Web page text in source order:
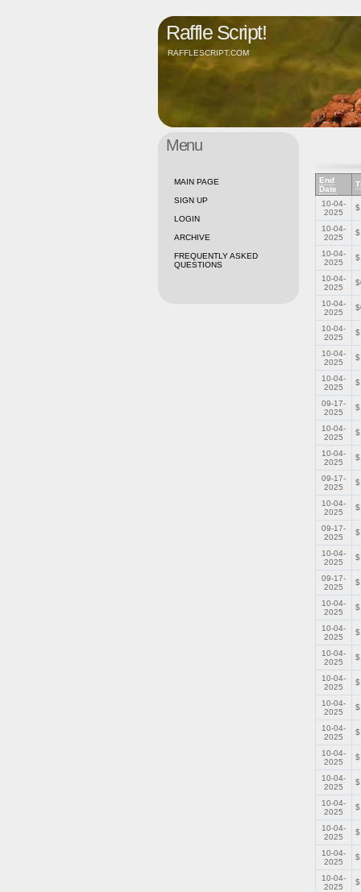
Raffle Script!
RAFFLESCRIPT.COM
Menu
MAIN PAGE
SIGN UP
LOGIN
ARCHIVE
FREQUENTLY ASKED
QUESTIONS
End
Date
10-04-
2025
10-04-
2025
10-04-
2025
10-04-
2025
10-04-
2025
10-04-
2025
10-04-
2025
10-04-
2025
09-17-
2025
10-04-
2025
10-04-
2025
09-17-
2025
10-04-
2025
09-17-
2025
10-04-
2025
09-17-
2025
10-04-
2025
10-04-
2025
10-04-
2025
10-04-
2025
10-04-
2025
10-04-
2025
10-04-
2025
10-04-
2025
10-04-
2025
10-04-
2025
10-04-
2025
10-04-
2025